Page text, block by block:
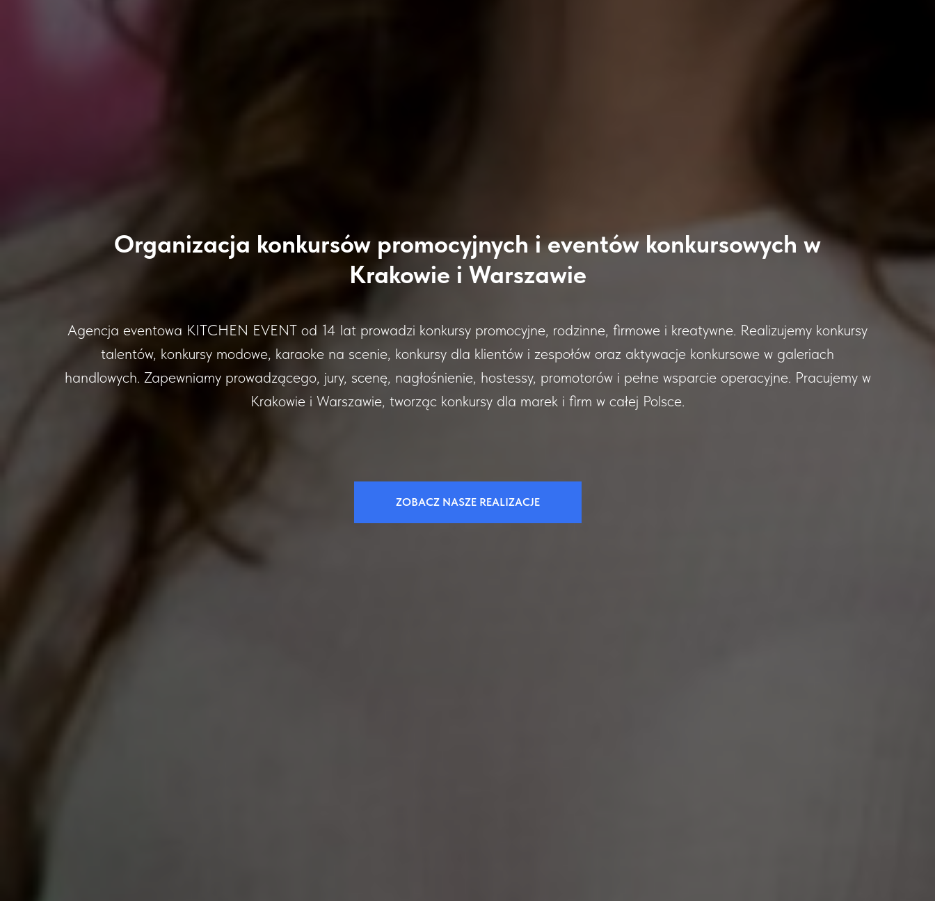
Organizacja konkursów promocyjnych i eventów konkursowych w
Krakowie i Warszawie
Agencja eventowa KITCHEN EVENT od 14 lat prowadzi konkursy promocyjne, rodzinne, firmowe i kreatywne. Realizujemy konkursy
talentów, konkursy modowe, karaoke na scenie, konkursy dla klientów i zespołów oraz aktywacje konkursowe w galeriach
handlowych. Zapewniamy prowadzącego, jury, scenę, nagłośnienie, hostessy, promotorów i pełne wsparcie operacyjne. Pracujemy w
Krakowie i Warszawie, tworząc konkursy dla marek i firm w całej Polsce.
ZOBACZ NASZE REALIZACJE